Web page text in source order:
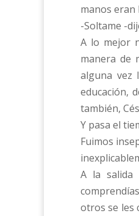
manos eran
-Soltame -
A lo mejor
manera de
alguna vez
educación,
también,
Y pasa el
Fuimos
A la salida
otros se les